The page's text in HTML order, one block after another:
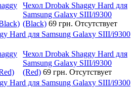
Чехол Drobak Shaggy Hard для
Samsung Galaxy SIII/i9300
(Black) 69 грн. Отсутствует
Hard для Samsung Galaxy SIII/i9300
Чехол Drobak Shaggy Hard для
Samsung Galaxy SIII/i9300
(Red) 69 грн. Отсутствует
Hard для Samsung Galaxy SIII/i9300